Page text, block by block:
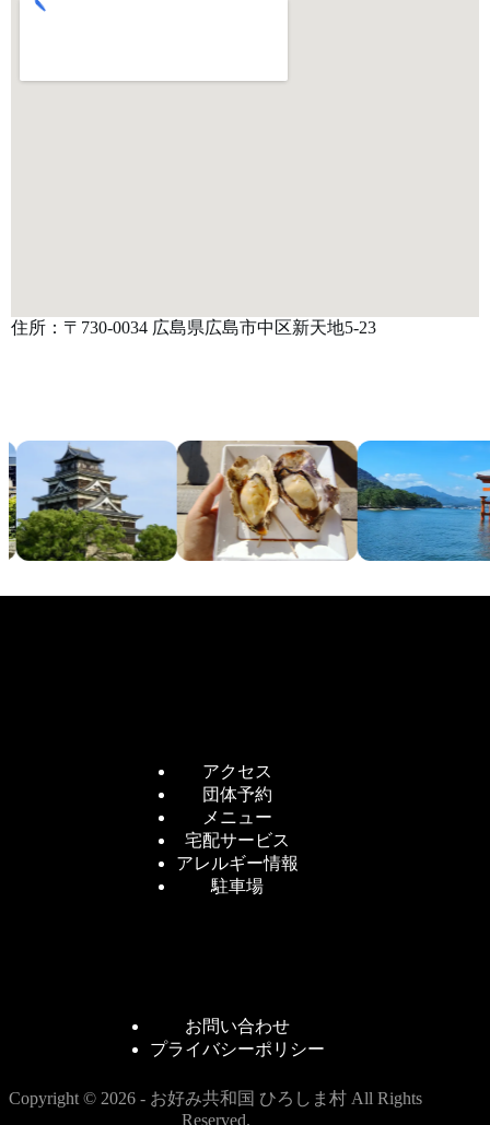
住所：〒730-0034 広島県広島市中区新天地5-23
アクセス
団体予約
メニュー
宅配サービス
アレルギー情報
駐車場
お問い合わせ
プライバシーポリシー
Copyright © 2026 - お好み共和国 ひろしま村 All Rights
Reserved.